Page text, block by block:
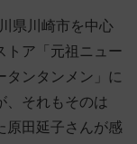
県川崎市を中心
トア「元祖ニュー
タンタンメン」に
、それもそのは
原田延子さんが感